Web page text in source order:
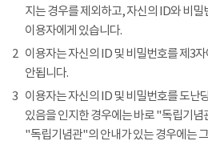
지는 경우를 제외하고, 자신의 ID와 비
이용자에게 있습니다.
2 이용자는 자신의 ID 및 비밀번호를 제3
안됩니다.
3 이용자는 자신의 ID 및 비밀번호를 도난
있음을 인지한 경우에는 바로 "독립기
"독립기념관"의 안내가 있는 경우에는